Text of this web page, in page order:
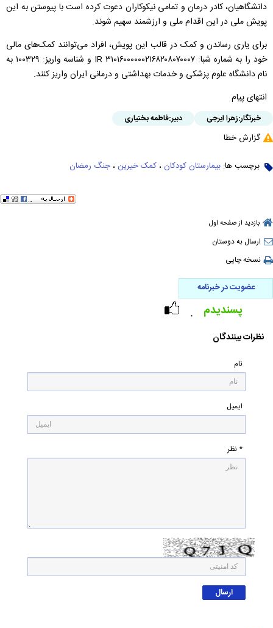
دانشگاهیان، کادر درمان و تمامی نیکوکاران دعوت کرده است با پیوستن به این
پویش ملی در این اقدام ملی و ارزشمند سهیم شوند.
برای یاری رساندن و کمک در قالب این پویش، افراد می‌توانند کمک‌های مالی
خود را به شماره شبا: ۳۱۰۱۶۰۰۰۰۰۰۲۱۶۸۲۰۸۰۷۰۰۰۷ IR و شناسه واریز: ۱۰۰۳۲۹ به
نام دانشگاه علوم پزشکی و خدمات بهداشتی و درمانی ایران واریز کنند.
انتهای پیام
خبرنگار:زهرا ایرجی دبیر:فاطمه بختیاری
گزارش خطا
برچسب ها: بیمارستان کودکان ، کمک خیرین ، جنگ رمضان
بازدید از صفحه اول
ارسال به دوستان
نسخه چاپی
عضویت در خبرنامه
۰ پسندیدم
نظرات بینندگان
نام
ایمیل
* نظر